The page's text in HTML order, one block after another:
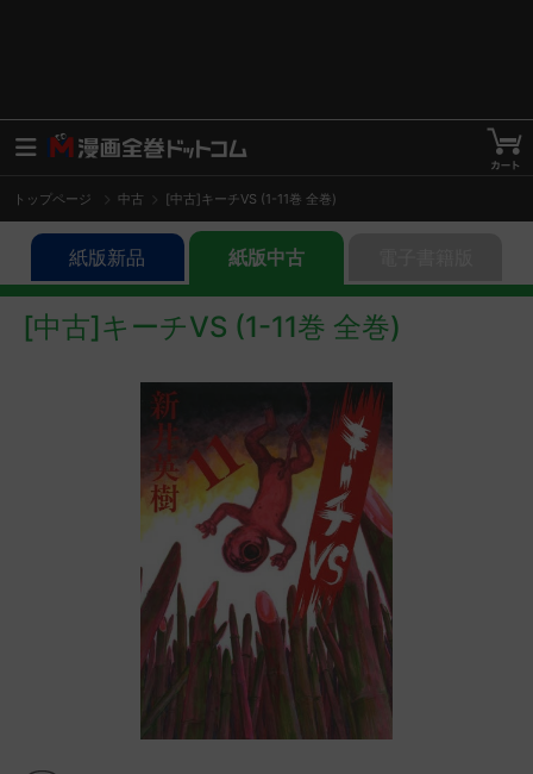
トップページ 中古 [中古]キーチVS (1-11巻 全巻)
紙版新品 紙版中古
[中古]キーチVS (1-11巻 全巻)